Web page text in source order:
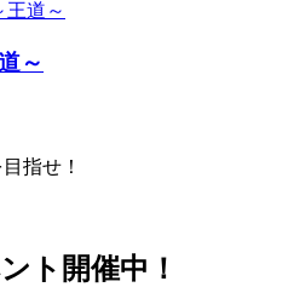
～
指せ！
ト開催中！